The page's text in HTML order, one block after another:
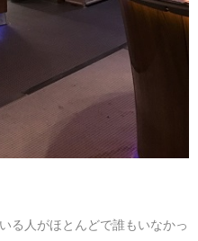
る人がほとんどで誰もいなかっ